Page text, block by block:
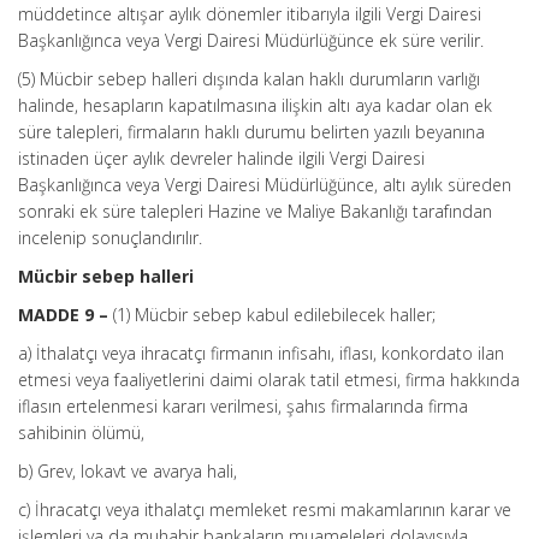
müddetince altışar aylık dönemler itibarıyla ilgili Vergi Dairesi
Başkanlığınca veya Vergi Dairesi Müdürlüğünce ek süre verilir.
(5) Mücbir sebep halleri dışında kalan haklı durumların varlığı
halinde, hesapların kapatılmasına ilişkin altı aya kadar olan ek
süre talepleri, firmaların haklı durumu belirten yazılı beyanına
istinaden üçer aylık devreler halinde ilgili Vergi Dairesi
Başkanlığınca veya Vergi Dairesi Müdürlüğünce, altı aylık süreden
sonraki ek süre talepleri Hazine ve Maliye Bakanlığı tarafından
incelenip sonuçlandırılır.
Mücbir sebep halleri
MADDE 9 – (1) Mücbir sebep kabul edilebilecek haller;
a) İthalatçı veya ihracatçı firmanın infisahı, iflası, konkordato ilan
etmesi veya faaliyetlerini daimi olarak tatil etmesi, firma hakkında
iflasın ertelenmesi kararı verilmesi, şahıs firmalarında firma
sahibinin ölümü,
b) Grev, lokavt ve avarya hali,
c) İhracatçı veya ithalatçı memleket resmi makamlarının karar ve